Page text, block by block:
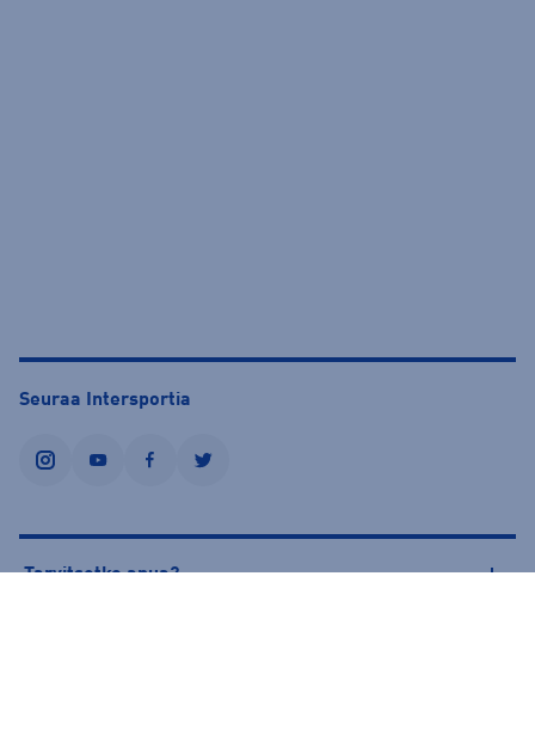
Seuraa Intersportia
instagramyoutubefacebooktwitter
Tarvitsetko apua?